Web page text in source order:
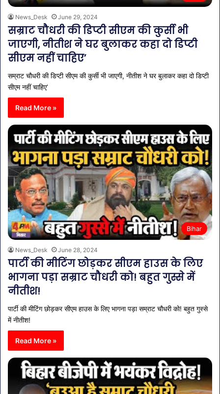
News_Desk June 29, 2024
सम्राट चौधरी की डिप्टी सीएम की कुर्सी भी
जाएगी, नीतीश ने घर बुलाकर कहा दो डिप्टी
सीएम नहीं चाहिए’
सम्राट चौधरी की डिप्टी सीएम की कुर्सी भी जाएगी, नीतीश ने घर बुलाकर कहा दो डिप्टी
सीएम नहीं चाहिए’
Read More »
Bihar
News_Desk June 28, 2024
पार्टी की मीटिंग छोड़कर सीएम हाउस के लिए
भागना पड़ा सम्राट चौधरी को! बहुत गुस्से में
नीतीश!
पार्टी की मीटिंग छोड़कर सीएम हाउस के लिए भागना पड़ा सम्राट चौधरी को! बहुत गुस्से
में नीतीश!
Read More »